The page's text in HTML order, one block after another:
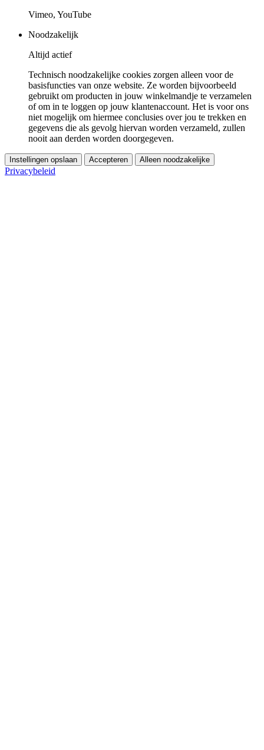
Vimeo, YouTube
Noodzakelijk
Altijd actief
Technisch noodzakelijke cookies zorgen alleen voor de
basisfuncties van onze website. Ze worden bijvoorbeeld
gebruikt om producten in jouw winkelmandje te verzamelen
of om in te loggen op jouw klantenaccount. Het is voor ons
niet mogelijk om hiermee conclusies over jou te trekken en
gegevens die als gevolg hiervan worden verzameld, zullen
nooit aan derden worden doorgegeven.
Instellingen opslaan Accepteren Alleen noodzakelijke
Privacybeleid